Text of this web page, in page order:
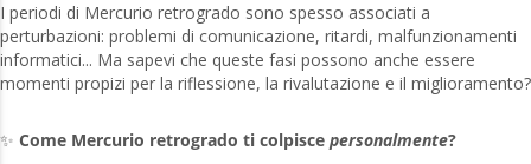
I periodi di Mercurio retrogrado sono spesso associati a
perturbazioni: problemi di comunicazione, ritardi, malfunzionamenti
informatici... Ma sapevi che queste fasi possono anche essere
momenti propizi per la riflessione, la rivalutazione e il miglioramento?
✨ Come Mercurio retrogrado ti colpisce personalmente?